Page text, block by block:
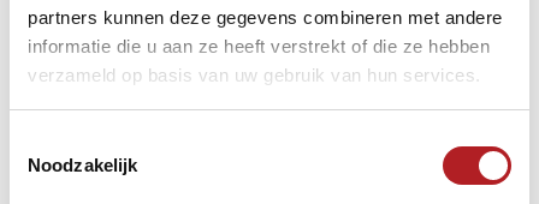
partners kunnen deze gegevens combineren met andere
informatie die u aan ze heeft verstrekt of die ze hebben
verzameld op basis van uw gebruik van hun services.
Noodzakelijk